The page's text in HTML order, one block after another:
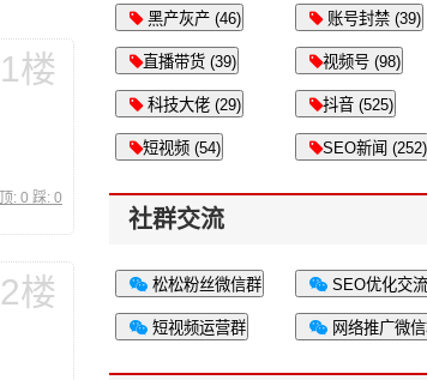
1楼
顶: 0 踩: 0
2楼
黑产灰产 (46) 账号封禁 (39)
直播带货 (39) 视频号 (98)
科技大佬 (29) 抖音 (525)
短视频 (54) SEO新闻 (252)
社群交流
松松粉丝微信群 SEO优化交
短视频运营群 网络推广微